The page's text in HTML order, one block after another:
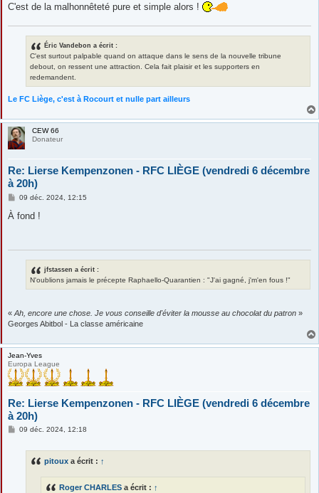
C'est de la malhonnêteté pure et simple alors !
Éric Vandebon a écrit :
C'est surtout palpable quand on attaque dans le sens de la nouvelle tribune
debout, on ressent une attraction. Cela fait plaisir et les supporters en
redemandent.
Le FC Liège, c'est à Rocourt et nulle part ailleurs
CEW 66
Donateur
Re: Lierse Kempenzonen - RFC LIÈGE (vendredi 6 décembre
à 20h)
M
s
09 déc. 2024, 12:15
À fond !
jfstassen a écrit :
N'oublions jamais le précepte Raphaello-Quarantien : "J'ai gagné, j'm'en fous !"
« Ah, encore une chose. Je vous conseille d'éviter la mousse au chocolat du patron »
Georges Abitbol - La classe américaine
Jean-Yves
Europa League
Re: Lierse Kempenzonen - RFC LIÈGE (vendredi 6 décembre
à 20h)
M09 déc. 2024, 12:18
pitoux a écrit : ↑
Roger CHARLES a écrit : ↑